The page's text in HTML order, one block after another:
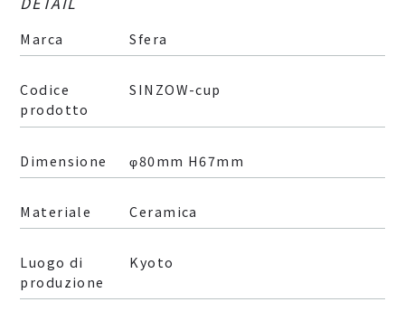
Marca Sfera
Codice
prodotto
SINZOW-cup
Dimensione φ80mm H67mm
Materiale Ceramica
Luogo di
produzione
Kyoto